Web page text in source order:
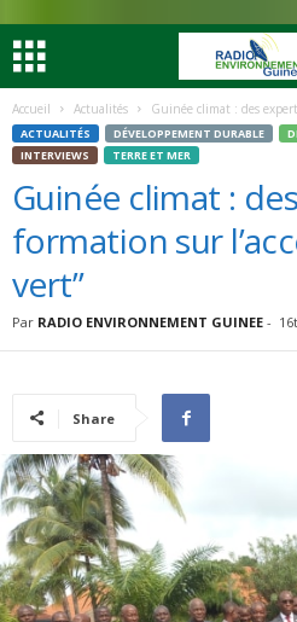
Accueil Actualités Guinée climat : des
ACTUALITÉS DÉVELOPPEMENT DURABLE
INTERVIEWS
TERRE ET MER
Guinée climat :
formation sur
vert”
Par RADIO ENVIRONNEMENT GUINEE -
Share